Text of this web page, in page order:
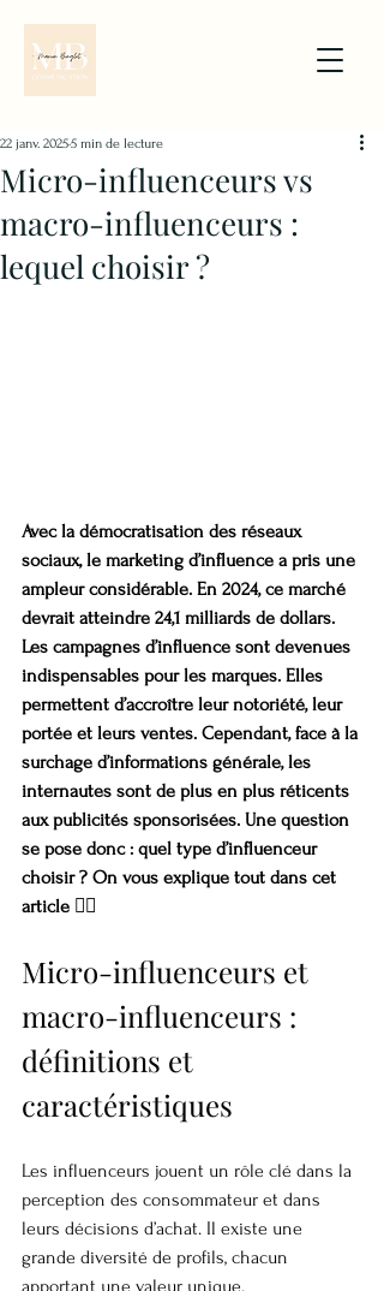
Micro-influenceurs vs
macro-influenceurs :
lequel choisir ?
22 janv. 20255 min de lecture
Avec la démocratisation des réseaux
sociaux, le marketing d’influence a pris une
ampleur considérable. En 2024, ce marché
devrait atteindre 24,1 milliards de dollars.
Les campagnes d’influence sont devenues
indispensables pour les marques. Elles
permettent d’accroître leur notoriété, leur
portée et leurs ventes. Cependant, face à la
surchage d’informations générale, les
internautes sont de plus en plus réticents
aux publicités sponsorisées. Une question
se pose donc : quel type d’influenceur
choisir ? On vous explique tout dans cet
article 👇🏽
Micro-influenceurs et
macro-influenceurs :
définitions et
caractéristiques
Les influenceurs jouent un rôle clé dans la
perception des consommateur et dans
leurs décisions d’achat. Il existe une
grande diversité de profils, chacun